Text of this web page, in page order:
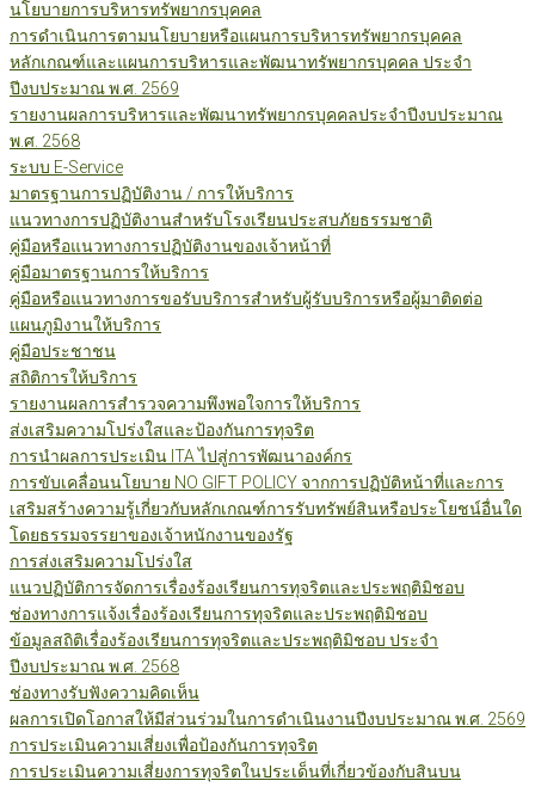
นโยบายการบริหารทรัพยากรบุคคล
การดำเนินการตามนโยบายหรือแผนการบริหารทรัพยากรบุคคล
หลักเกณฑ์และแผนการบริหารและพัฒนาทรัพยากรบุคคล ประจำ
ปีงบประมาณ พ.ศ. 2569
รายงานผลการบริหารและพัฒนาทรัพยากรบุคคลประจำปีงบประมาณ
พ.ศ. 2568
ระบบ E-Service
มาตรฐานการปฏิบัติงาน / การให้บริการ
แนวทางการปฏิบัติงานสำหรับโรงเรียนประสบภัยธรรมชาติ
คู่มือหรือแนวทางการปฏิบัติงานของเจ้าหน้าที่
คู่มือมาตรฐานการให้บริการ
คู่มือหรือแนวทางการขอรับบริการสำหรับผู้รับบริการหรือผู้มาติดต่อ
แผนภูมิงานให้บริการ
คู่มือประชาชน
สถิติการให้บริการ
รายงานผลการสำรวจความพึงพอใจการให้บริการ
ส่งเสริมความโปร่งใสและป้องกันการทุจริต
การนำผลการประเมิน ITA ไปสู่การพัฒนาองค์กร
การขับเคลื่อนนโยบาย NO GIFT POLICY จากการปฏิบัติหน้าที่และการ
เสริมสร้างความรู้เกี่ยวกับหลักเกณฑ์การรับทรัพย์สินหรือประโยชน์อื่นใด
โดยธรรมจรรยาของเจ้าหนักงานของรัฐ
การส่งเสริมความโปร่งใส
แนวปฏิบัติการจัดการเรื่องร้องเรียนการทุจริตและประพฤติมิชอบ
ช่องทางการแจ้งเรื่องร้องเรียนการทุจริตและประพฤติมิชอบ
ข้อมูลสถิติเรื่องร้องเรียนการทุจริตและประพฤติมิชอบ ประจำ
ปีงบประมาณ พ.ศ. 2568
ช่องทางรับฟังความคิดเห็น
ผลการเปิดโอกาสให้มีส่วนร่วมในการดำเนินงานปีงบประมาณ พ.ศ. 2569
การประเมินความเสี่ยงเพื่อป้องกันการทุจริต
การประเมินความเสี่ยงการทุจริตในประเด็นที่เกี่ยวข้องกับสินบน